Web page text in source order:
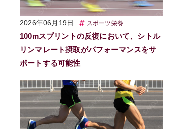
2026年06月19日 スポーツ栄養
100mスプリントの反復において、シトル
リンマレート摂取がパフォーマンスをサ
ポートする可能性